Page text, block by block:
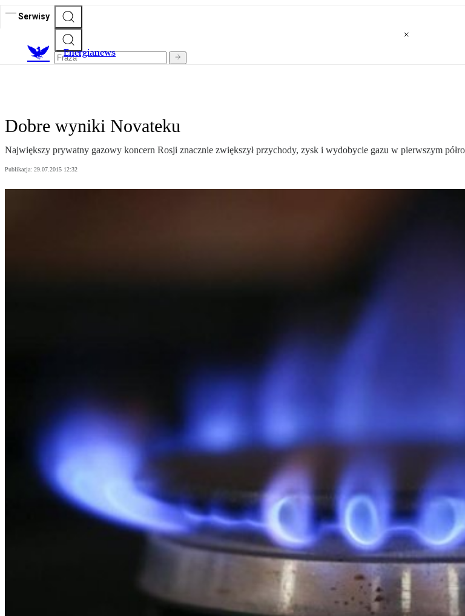
Serwisy
Energianews
Dobre wyniki Novateku
Największy prywatny gazowy koncern Rosji znacznie zwiększył przychody, zysk i wydobycie gazu w pierwszym
Publikacja: 29.07.2015 12:32